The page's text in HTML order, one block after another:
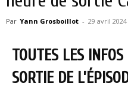
Par Yann Grosboillot - 29 avril 2024
TOUTES LES
SORTIE DE